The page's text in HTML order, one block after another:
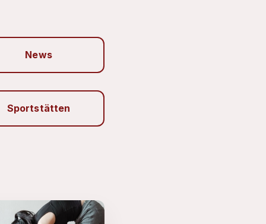
News
Sportstätten